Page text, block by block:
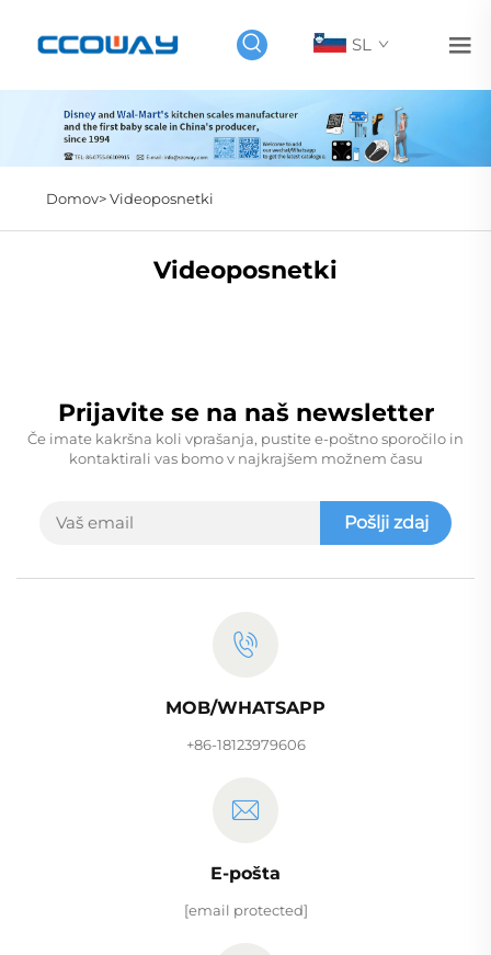
SL
Domov>Videoposnetki
Videoposnetki
Prijavite se na naš newsletter
Če imate kakršna koli vprašanja, pustite e-poštno sporočilo in
kontaktirali vas bomo v najkrajšem možnem času
Pošlji zdaj
MOB/WHATSAPP
+86-18123979606
E-pošta
[email protected]